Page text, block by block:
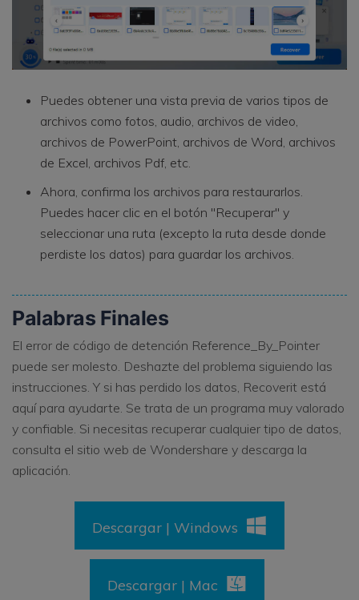
Puedes obtener una vista previa de varios tipos de
archivos como fotos, audio, archivos de video,
archivos de PowerPoint, archivos de Word, archivos
de Excel, archivos Pdf, etc.
Ahora, confirma los archivos para restaurarlos.
Puedes hacer clic en el botón "Recuperar" y
seleccionar una ruta (excepto la ruta desde donde
perdiste los datos) para guardar los archivos.
Palabras Finales
El error de código de detención Reference_By_Pointer
puede ser molesto. Deshazte del problema siguiendo las
instrucciones. Y si has perdido los datos, Recoverit está
aquí para ayudarte. Se trata de un programa muy valorado
y confiable. Si necesitas recuperar cualquier tipo de datos,
consulta el sitio web de Wondershare y descarga la
aplicación.
Descargar | Windows
Descargar | Mac